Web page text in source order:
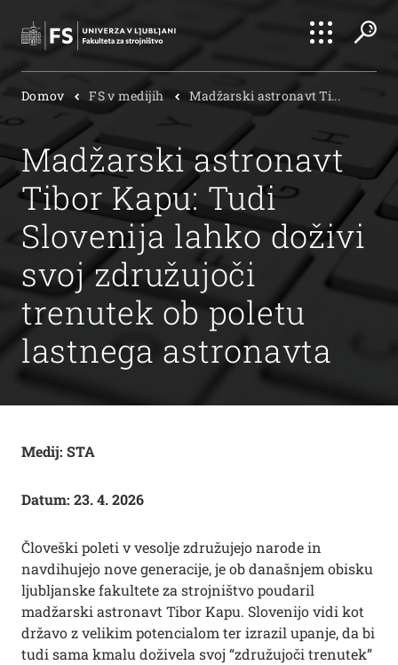
Išči
Domov FS v medijih Madžarski astronavt Ti...
Madžarski astronavt
Tibor Kapu: Tudi
Slovenija lahko doživi
svoj združujoči
trenutek ob poletu
lastnega astronavta
Medij: STA
Datum: 23. 4. 2026
Človeški poleti v vesolje združujejo narode in
navdihujejo nove generacije, je ob današnjem obisku
ljubljanske fakultete za strojništvo poudaril
madžarski astronavt Tibor Kapu. Slovenijo vidi kot
državo z velikim potencialom ter izrazil upanje, da bi
tudi sama kmalu doživela svoj “združujoči trenutek”